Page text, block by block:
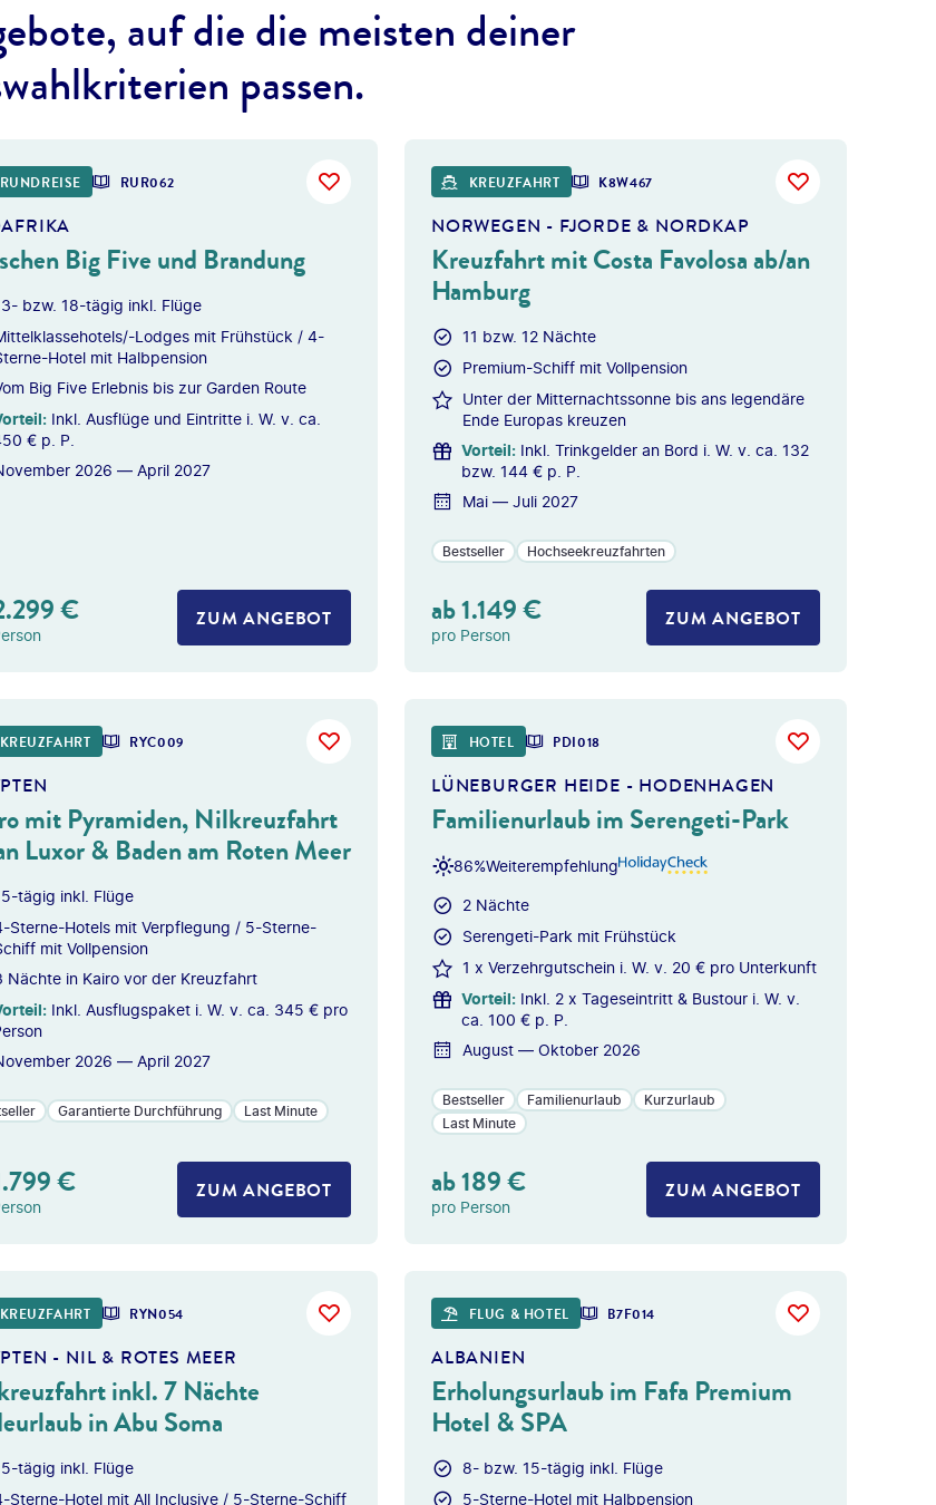
auf die die meisten deiner
passen.
RUNDREISE RUR062
Big Five und Brandung
bzw. 18-tägig inkl. Flüge
Lodges mit Frühstück / 4-
Hotel mit Halbpension
Big Five Erlebnis bis zur Garden Route
: Inkl. Ausflüge und Eintritte i. W. v. ca.
€ p. P.
2026 — April 2027
€ ZUM ANGEBOT
KREUZFAHRT K8W467
NORWEGEN - FJORDE & NORDKAP
Kreuzfahrt mit Costa Favolosa ab/an
Hamburg
11 bzw. 12 Nächte
Premium-Schiff mit Vollpension
Unter der Mitternachtssonne bis ans legendäre
Ende Europas kreuzen
Vorteil: Inkl. Trinkgelder an Bord i. W. v. ca. 132
bzw. 144 € p. P.
Mai — Juli 2027
Bestseller Hochseekreuzfahrten
ab1.149€
pro Person
ZUM ANGEBOT
KREUZFAHRT RYC009
mit Pyramiden, Nilkreuzfahrt
Luxor & Baden am Roten Meer
tägig inkl. Flüge
Sterne-Hotels mit Verpflegung / 5-Sterne-
mit Vollpension
Nächte in Kairo vor der Kreuzfahrt
: Inkl. Ausflugspaket i. W. v. ca. 345 € pro
2026 — April 2027
Garantierte Durchführung Last Minute
€ ZUM ANGEBOT
HOTEL PDI018
LÜNEBURGER HEIDE - HODENHAGEN
Familienurlaub im Serengeti-Park
Weiterempfehlung
86%
2 Nächte
Serengeti-Park mit Frühstück
1 x Verzehrgutschein i. W. v. 20 € pro Unterkunft
Vorteil: Inkl. 2 x Tageseintritt & Bustour i. W. v.
ca. 100 € p. P.
August — Oktober 2026
Bestseller Familienurlaub
Kurzurlaub
Last Minute
ab189€
pro Person
ZUM ANGEBOT
KREUZFAHRT RYN054
- NIL & ROTES MEER
inkl. 7 Nächte
in Abu Soma
tägig inkl. Flüge
Sterne-Hotel mit All Inclusive / 5-Sterne-Schiff
FLUG & HOTEL B7F014
ALBANIEN
Erholungsurlaub im Fafa Premium
Hotel & SPA
8- bzw. 15-tägig inkl. Flüge
5-Sterne-Hotel mit Halbpension